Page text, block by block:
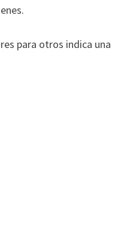
para otros indica una